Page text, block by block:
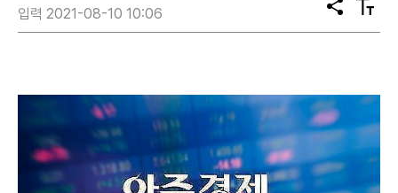
입력 2021-08-10 10:06
공
유
텍
스